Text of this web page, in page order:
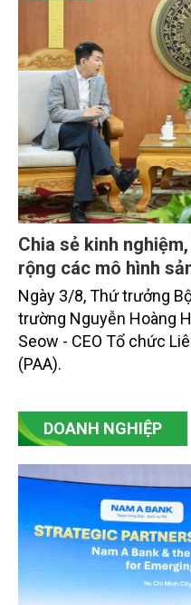
Chia sẻ kinh
rộng các mô hình
Ngày 3/8, Thứ trưởng
trường Nguyễn Hoàng
Seow - CEO Tổ chức
(PAA).
DOANH NGHIỆP